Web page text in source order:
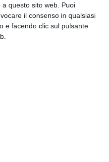
questo sito web. Puoi
il consenso in qualsiasi
e facendo clic sul pulsante
dell'associazione, ha
a Piero Dorfles